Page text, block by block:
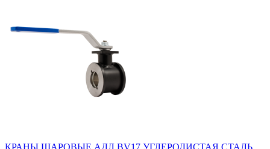
КРАНЫ ШАРОВЫЕ АДЛ BV17 УГЛЕРОДИСТАЯ СТАЛЬ